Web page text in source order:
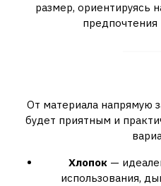
размер, ориентируясь
предпочтения
От материала напрямую
будет приятным и
Хлопок —
использования,